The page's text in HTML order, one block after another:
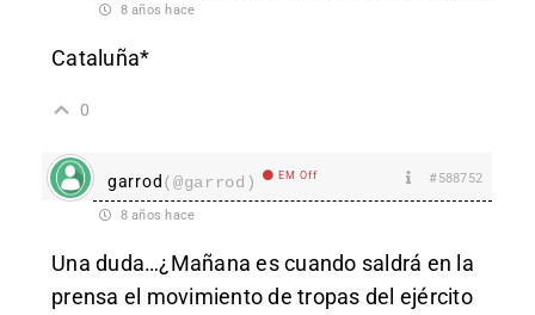
8 años hace
Cataluña*
0
garrod(@garrod) EM Off #588752
8 años hace
Una duda…¿Mañana es cuando saldrá en la
prensa el movimiento de tropas del ejército